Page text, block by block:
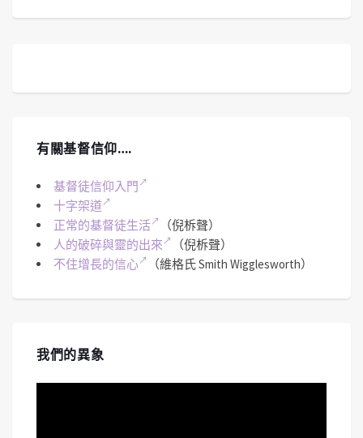
有關基督信仰….
基督徒信仰入門
十字架道
正常的基督徒生活
（倪柝聲）
人的破碎與靈的出來
（倪柝聲）
不住增長的信心
（維格氏 Smith Wigglesworth）
我們的異象